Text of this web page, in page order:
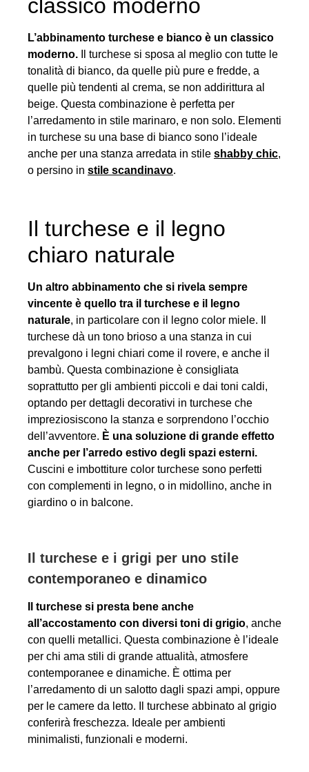
classico moderno
L’abbinamento turchese e bianco è un classico
moderno. Il turchese si sposa al meglio con tutte le
tonalità di bianco, da quelle più pure e fredde, a
quelle più tendenti al crema, se non addirittura al
beige. Questa combinazione è perfetta per
l’arredamento in stile marinaro, e non solo. Elementi
in turchese su una base di bianco sono l’ideale
anche per una stanza arredata in stile shabby chic,
o persino in stile scandinavo.
Il turchese e il legno
chiaro naturale
Un altro abbinamento che si rivela sempre
vincente è quello tra il turchese e il legno
naturale, in particolare con il legno color miele. Il
turchese dà un tono brioso a una stanza in cui
prevalgono i legni chiari come il rovere, e anche il
bambù. Questa combinazione è consigliata
soprattutto per gli ambienti piccoli e dai toni caldi,
optando per dettagli decorativi in turchese che
impreziosiscono la stanza e sorprendono l’occhio
dell’avventore. È una soluzione di grande effetto
anche per l’arredo estivo degli spazi esterni.
Cuscini e imbottiture color turchese sono perfetti
con complementi in legno, o in midollino, anche in
giardino o in balcone.
Il turchese e i grigi per uno stile
contemporaneo e dinamico
Il turchese si presta bene anche
all’accostamento con diversi toni di grigio, anche
con quelli metallici. Questa combinazione è l’ideale
per chi ama stili di grande attualità, atmosfere
contemporanee e dinamiche. È ottima per
l’arredamento di un salotto dagli spazi ampi, oppure
per le camere da letto. Il turchese abbinato al grigio
conferirà freschezza. Ideale per ambienti
minimalisti, funzionali e moderni.